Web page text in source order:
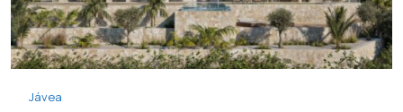
Jávea